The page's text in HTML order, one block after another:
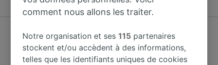
Comparez les prix de centaines de compagnies de
trains et de bus
comment nous allons les traiter.
Notre organisation et ses115 partenaires
stockent et/ou accèdent à des informations,
telles que les identifiants uniques de cookies